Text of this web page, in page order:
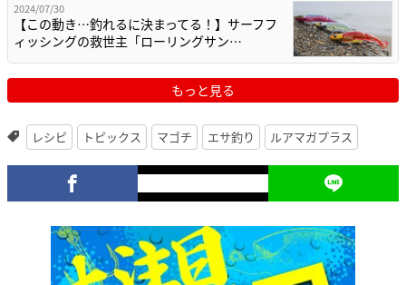
2024/07/30
【この動き…釣れるに決まってる！】サーフフ
ィッシングの救世主「ローリングサン…
もっと見る
レシピ トピックス マゴチ エサ釣り ルアマガプラス